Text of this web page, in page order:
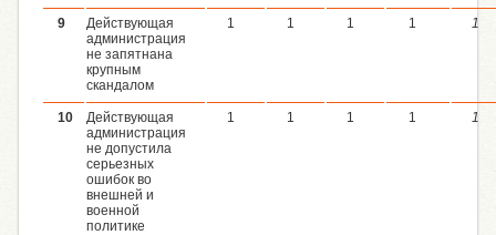
9
Действующая
администрация
не запятнана
крупным
скандалом
1 1 1 1 1
10
Действующая
администрация
не допустила
серьезных
ошибок во
внешней и
военной
политике
1 1 1 1 1